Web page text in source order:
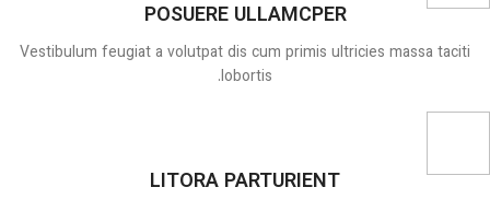
POSUERE ULLAMCPER
Vestibulum feugiat a volutpat dis cum primis ultricies massa taciti
lobortis.
LITORA PARTURIENT